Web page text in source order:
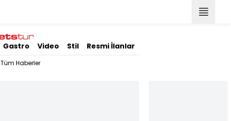
Gastro Video Stil Resmi İlanlar
Tüm Haberler